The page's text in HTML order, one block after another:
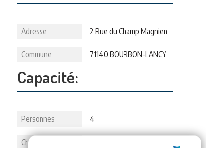
Adresse 2 Rue du Champ Magnien
Commune 71140 BOURBON-LANCY
Capacité:
Personnes 4
Chambes